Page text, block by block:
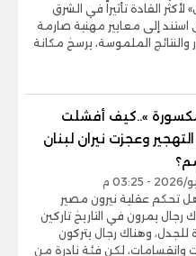
القادة تأثيراً في الشرق
استند إلى معايير مهنية صارمة
والنتائج الملموسة، يرسخ مكانة
»..كيف أفشلت
وعجزت نيران لبنان
تحكم عقلية نيرون مصير
رجال يمرون في التاريخ تاركين
للجدل، وهناك رجال يتركون
وانقسامات، لكن فئة نادرة من